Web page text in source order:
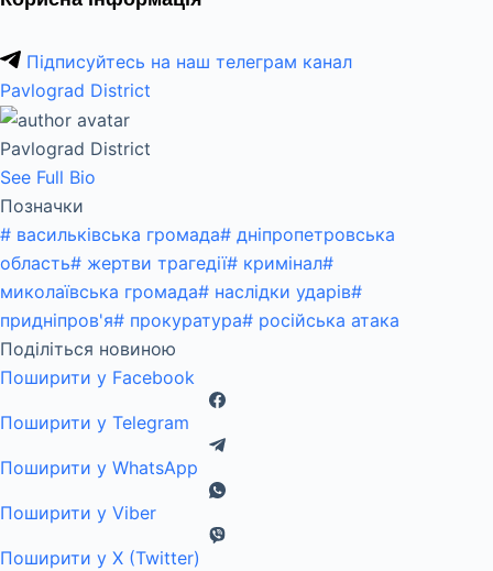
Підписуйтесь на наш телеграм канал
Pavlograd District
Pavlograd District
See Full Bio
Позначки
# васильківська громада# дніпропетровська
область# жертви трагедії# кримінал#
миколаївська громада# наслідки ударів#
придніпров'я# прокуратура# російська атака
Поділіться новиною
Поширити у Facebook
Поширити у Telegram
Поширити у WhatsApp
Поширити у Viber
Поширити у X (Twitter)